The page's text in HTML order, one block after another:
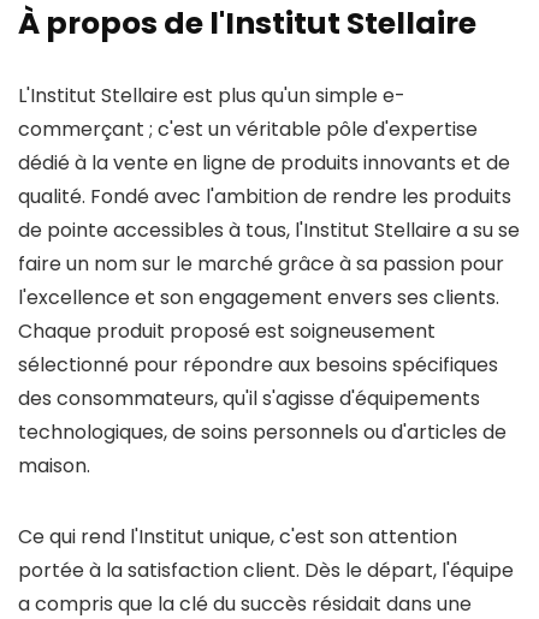
À propos de l'Institut Stellaire
L'Institut Stellaire est plus qu'un simple e-
commerçant ; c'est un véritable pôle d'expertise
dédié à la vente en ligne de produits innovants et de
qualité. Fondé avec l'ambition de rendre les produits
de pointe accessibles à tous, l'Institut Stellaire a su se
faire un nom sur le marché grâce à sa passion pour
l'excellence et son engagement envers ses clients.
Chaque produit proposé est soigneusement
sélectionné pour répondre aux besoins spécifiques
des consommateurs, qu'il s'agisse d'équipements
technologiques, de soins personnels ou d'articles de
maison.
Ce qui rend l'Institut unique, c'est son attention
portée à la satisfaction client. Dès le départ, l'équipe
a compris que la clé du succès résidait dans une